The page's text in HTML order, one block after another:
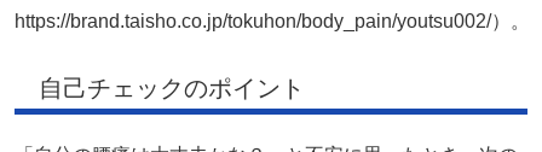
https://brand.taisho.co.jp/tokuhon/body_pain/youtsu002/）。
自己チェックのポイント